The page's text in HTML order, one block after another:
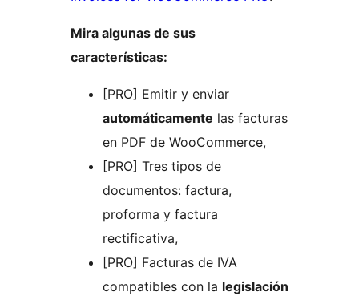
Mira algunas de sus
características:
[PRO] Emitir y enviar
automáticamente las facturas
en PDF de WooCommerce,
[PRO] Tres tipos de
documentos: factura,
proforma y factura
rectificativa,
[PRO] Facturas de IVA
compatibles con la legislación